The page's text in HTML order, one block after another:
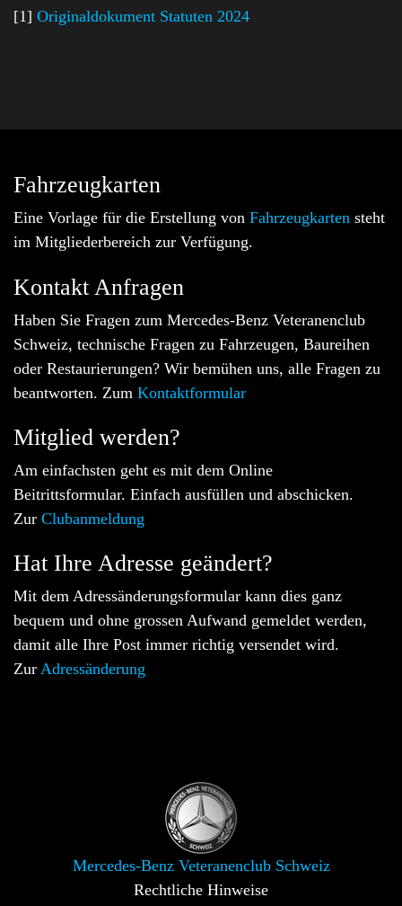
[1] Originaldokument Statuten 2024
Fahrzeugkarten
Eine Vorlage für die Erstellung von Fahrzeugkarten steht
im Mitgliederbereich zur Verfügung.
Kontakt Anfragen
Haben Sie Fragen zum Mercedes-Benz Veteranenclub
Schweiz, technische Fragen zu Fahrzeugen, Baureihen
oder Restaurierungen? Wir bemühen uns, alle Fragen zu
beantworten. Zum Kontaktformular
Mitglied werden?
Am einfachsten geht es mit dem Online
Beitrittsformular. Einfach ausfüllen und abschicken.
Zur Clubanmeldung
Hat Ihre Adresse geändert?
Mit dem Adressänderungsformular kann dies ganz
bequem und ohne grossen Aufwand gemeldet werden,
damit alle Ihre Post immer richtig versendet wird.
Zur Adressänderung
Mercedes-Benz Veteranenclub Schweiz
Rechtliche Hinweise